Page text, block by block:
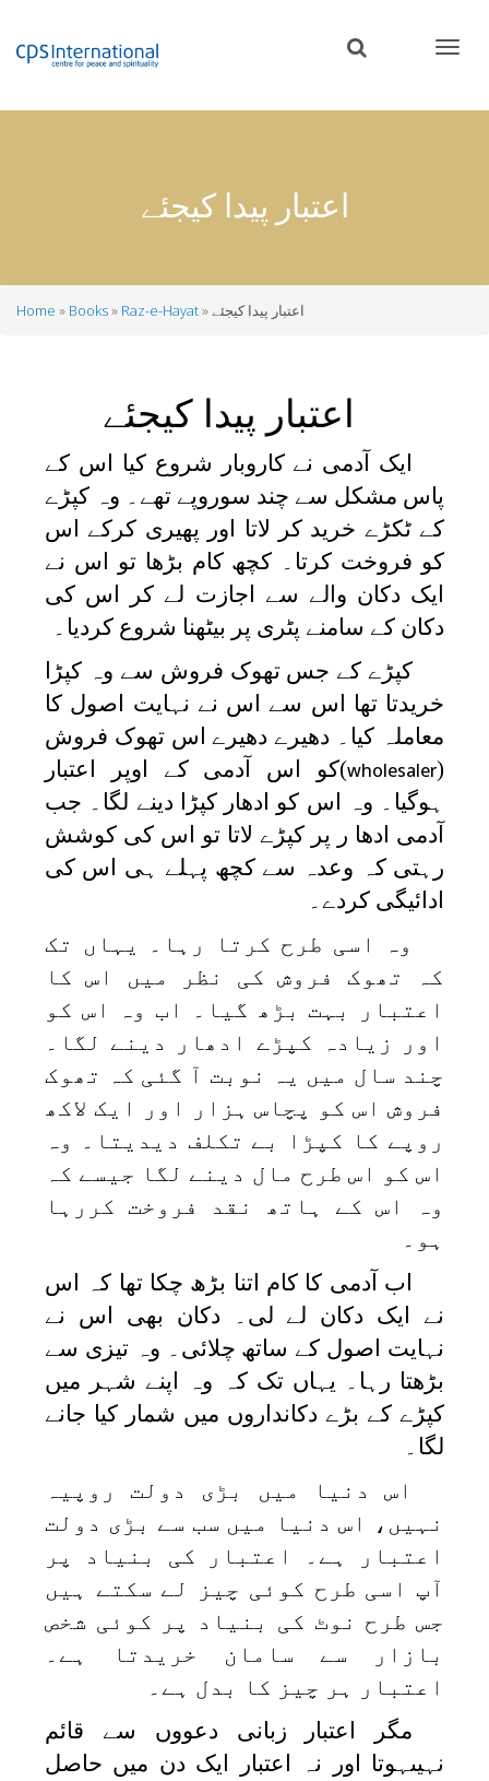
content
اعتبار پیدا کیجئے
Home Books Raz-e-Hayat اعتبار پیدا کیجئے
اعتبار پیدا کیجئے
ایک آدمی نے کاروبار شروع کیا اس کے
پاس مشکل سے چند سوروپے تھے۔ وہ کپڑے
کے ٹکڑے خرید کر لاتا اور پھیری کرکے اس
کو فروخت کرتا۔ کچھ کام بڑھا تو اس نے
ایک دکان والے سے اجازت لے کر اس کی
دکان کے سامنے پٹری پر بیٹھنا شروع کردیا۔
کپڑے کے جس تھوک فروش سے وہ کپڑا
خریدتا تھا اس سے اس نے نہایت اصول کا
معاملہ کیا۔ دھیرے دھیرے اس تھوک فروش
(
wholesaler)کو اس آدمی کے اوپر اعتبار
ہوگیا۔ وہ اس کو ادھار کپڑا دینے لگا۔ جب
آدمی ادھا ر پر کپڑے لاتا تو اس کی کوشش
رہتی کہ وعدہ سے کچھ پہلے ہی اس کی
ادائیگی کردے۔
وہ اسی طرح کرتا رہا۔ یہاں تک
کہ تھوک فروش کی نظر میں اس کا
اعتبار بہت بڑھ گیا۔ اب وہ اس کو
اور زیادہ کپڑے ادھار دینے لگا۔
چند سال میں یہ نوبت آ گئی کہ تھوک
فروش اس کو پچاس ہزار اور ایک لاکھ
روپے کا کپڑا بے تکلف دیدیتا۔ وہ
اس کو اس طرح مال دینے لگا جیسے کہ
وہ اس کے ہاتھ نقد فروخت کررہا
ہو۔
اب آدمی کا کام اتنا بڑھ چکا تھا کہ اس
نے ایک دکان لے لی۔ دکان بھی اس نے
نہایت اصول کے ساتھ چلائی۔ وہ تیزی سے
بڑھتا رہا۔ یہاں تک کہ وہ اپنے شہر میں
کپڑے کے بڑے دکانداروں میں شمار کیا جانے
لگا۔
اس دنیا میں بڑی دولت روپیہ
نہیں، اس دنیا میں سب سے بڑی دولت
اعتبار ہے۔ اعتبار کی بنیاد پر
آپ اسی طرح کوئی چیز لے سکتے ہیں
جس طرح نوٹ کی بنیاد پر کوئی شخص
بازار سے سامان خریدتا ہے۔
اعتبار ہر چیز کا بدل ہے۔
مگر اعتبار زبانی دعووں سے قائم
نہیںہوتا اور نہ اعتبار ایک دن میں حاصل